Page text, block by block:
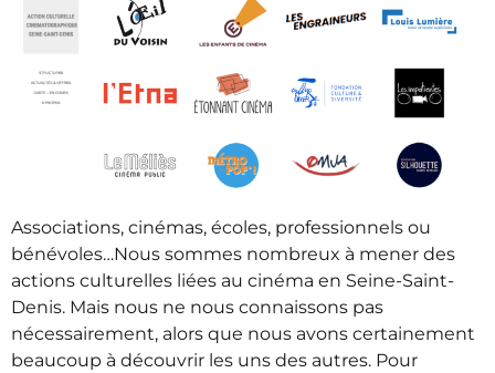
Associations, cinémas, écoles, professionnels ou
bénévoles…Nous sommes nombreux à mener des
actions culturelles liées au cinéma en Seine-Saint-
Denis. Mais nous ne nous connaissons pas
nécessairement, alors que nous avons certainement
beaucoup à découvrir les uns des autres. Pour